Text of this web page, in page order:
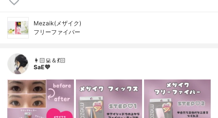
Mezaik(メザイク)
フリーファイバー
👩🏻‍💻＆💃🏻
SaE💜